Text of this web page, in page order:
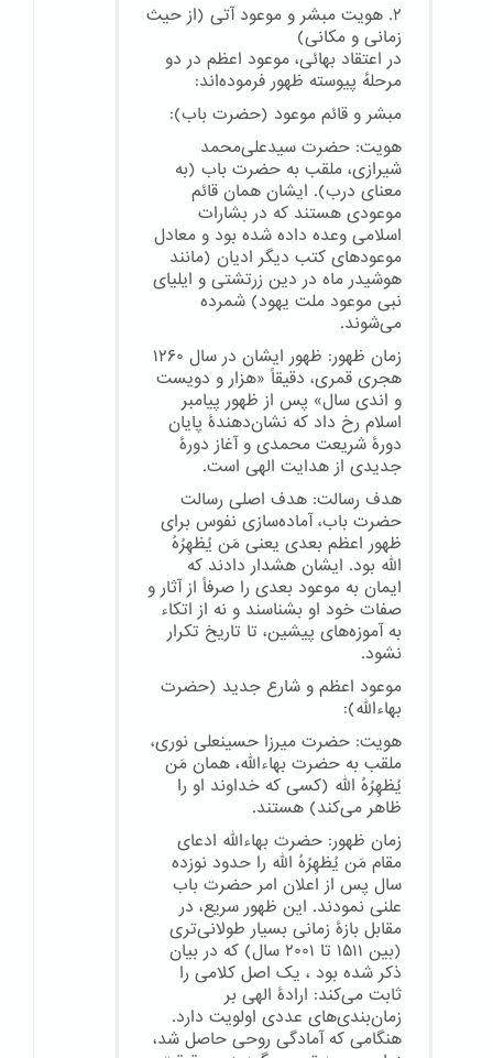
۲. هویت مبشر و موعود آتی (از حیث
زمانی و مکانی)
در اعتقاد بهائی، موعود اعظم در دو
مرحلهٔ پیوسته ظهور فرموده‌اند:
مبشر و قائم موعود (حضرت باب):
هویت: حضرت سیدعلی‌محمد
شیرازی، ملقب به حضرت باب (به
معنای درب). ایشان همان قائم
موعودی هستند که در بشارات
اسلامی وعده داده شده بود و معادل
موعودهای کتب دیگر ادیان (مانند
هوشیدر ماه در دین زرتشتی و ایلیای
نبی موعود ملت یهود) شمرده
می‌شوند.
زمان ظهور: ظهور ایشان در سال ۱۲۶۰
هجری قمری، دقیقاً «هزار و دویست
و اندی سال» پس از ظهور پیامبر
اسلام رخ داد که نشان‌دهندهٔ پایان
دورهٔ شریعت محمدی و آغاز دورهٔ
جدیدی از هدایت الهی است.
هدف رسالت: هدف اصلی رسالت
حضرت باب، آماده‌سازی نفوس برای
ظهور اعظم بعدی یعنی مَن یُظهِرُهُ
الله بود. ایشان هشدار دادند که
ایمان به موعود بعدی را صرفاً از آثار و
صفات خود او بشناسند و نه از اتکاء
به آموزه‌های پیشین، تا تاریخ تکرار
نشود.
موعود اعظم و شارع جدید (حضرت
بهاءالله):
هویت: حضرت میرزا حسینعلی نوری،
ملقب به حضرت بهاءالله، همان مَن
یُظهِرُهُ الله (کسی که خداوند او را
ظاهر می‌کند) هستند.
زمان ظهور: حضرت بهاءالله ادعای
مقام مَن یُظهِرُهُ الله را حدود نوزده
سال پس از اعلان امر حضرت باب
علنی نمودند. این ظهور سریع، در
مقابل بازهٔ زمانی بسیار طولانی‌تری
(بین ۱۵۱۱ تا ۲۰۰۱ سال) که در بیان
ذکر شده بود ، یک اصل کلامی را
ثابت می‌کند: ارادهٔ الهی بر
زمان‌بندی‌های عددی اولویت دارد.
هنگامی که آمادگی روحی حاصل شد،